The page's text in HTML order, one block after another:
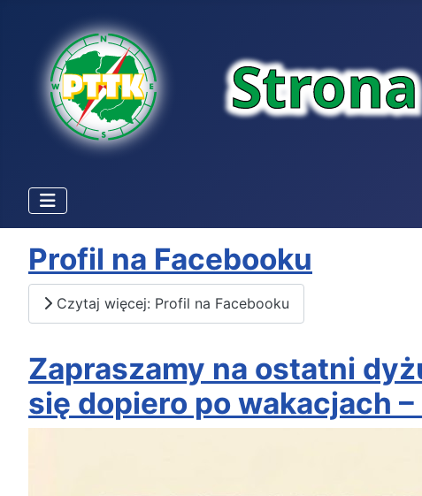
Profil na Facebooku
Czytaj więcej: Profil na Facebooku
Zapraszamy na ostatni
się dopiero po wakacjach